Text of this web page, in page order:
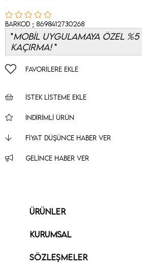
Barkod : 8698412730268
MOBİL UYGULAMAYA ÖZEL %5
KAÇIRMA!
FAVORILERE EKLE
İSTEK LISTEME EKLE
İNDIRIMLI ÜRÜN
FIYAT DÜŞÜNCE HABER VER
GELINCE HABER VER
ÜRÜNLER
KURUMSAL
SÖZLEŞMELER